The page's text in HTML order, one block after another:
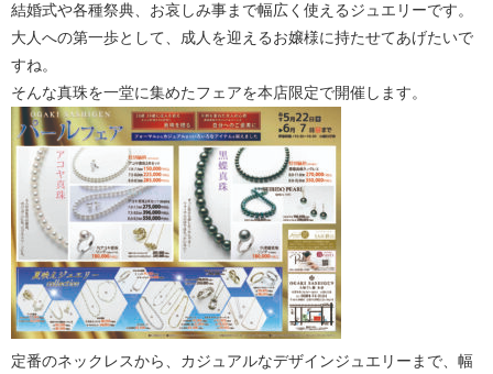
結婚式や各種祭典、お哀しみ事まで幅広く使えるジュエリーです。
大人への第一歩として、成人を迎えるお嬢様に持たせてあげたいで
すね。
そんな真珠を一堂に集めたフェアを本店限定で開催します。
定番のネックレスから、カジュアルなデザインジュエリーまで、幅